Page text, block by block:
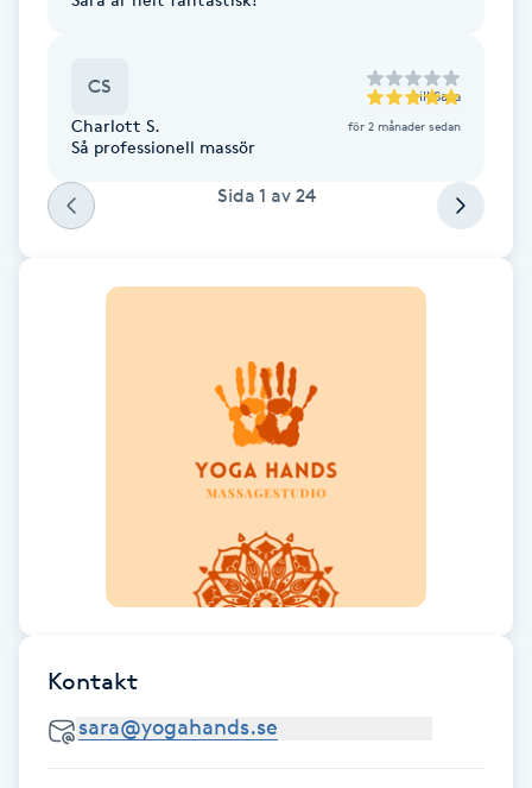
Fransar
Fransborttagning
Fransfärgning
Fransförlängning Megavolym
Fransförlängning Volym
Fransrengöring
Frekvensterapi
CS till Sara
Charlott S. för 2 månader sedan
Så professionell massör
Sida 1 av 24
Kontakt